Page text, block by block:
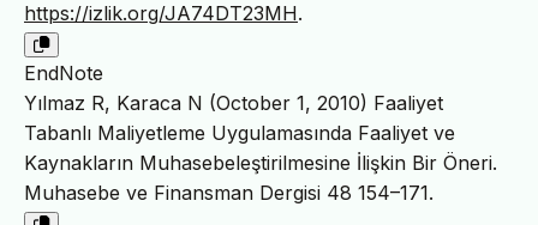
https://izlik.org/JA74DT23MH.
EndNote
Yılmaz R, Karaca N (October 1, 2010) Faaliyet
Tabanlı Maliyetleme Uygulamasında Faaliyet ve
Kaynakların Muhasebeleştirilmesine İlişkin Bir Öneri.
Muhasebe ve Finansman Dergisi 48 154–171.